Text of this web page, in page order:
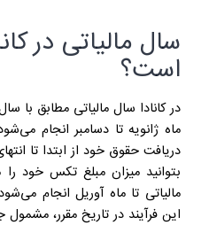
سال مالیاتی در
است؟
در کانادا سال مالیاتی مطابق با
ماه ژانویه تا دسامبر انجام
دریافت حقوق خود از ابتدا تا
بتوانید میزان مبلغ تکس خود
مالیاتی تا ماه آوریل انجام
این فرآیند در تاریخ مقرر،